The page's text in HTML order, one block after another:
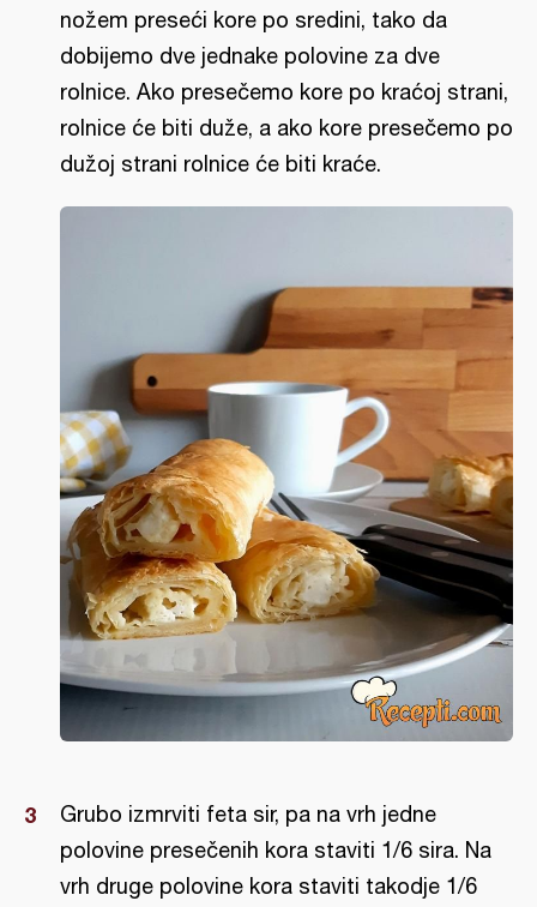
nožem preseći kore po sredini, tako da
dobijemo dve jednake polovine za dve
rolnice. Ako presečemo kore po kraćoj strani,
rolnice će biti duže, a ako kore presečemo po
dužoj strani rolnice će biti kraće.
Grubo izmrviti feta sir, pa na vrh jedne
polovine presečenih kora staviti 1/6 sira. Na
vrh druge polovine kora staviti takodje 1/6